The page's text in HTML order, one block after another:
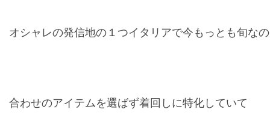
オシャレの発信地の１つイタリアで今もっとも旬な
合わせのアイテムを選ばず着回しに特化していて